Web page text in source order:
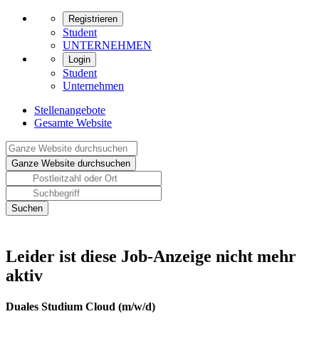
Registrieren
Student
UNTERNEHMEN
Login
Student
Unternehmen
Stellenangebote
Gesamte Website
Leider ist diese Job-Anzeige nicht mehr
aktiv
Duales Studium Cloud (m/w/d)